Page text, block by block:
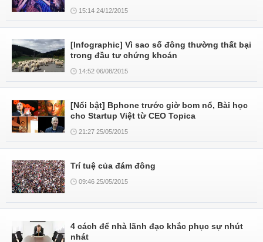
15:14 24/12/2015
[Infographic] Vì sao số đông thường thất bại
trong đầu tư chứng khoán
14:52 06/08/2015
[Nổi bật] Bphone trước giờ bom nổ, Bài học
cho Startup Việt từ CEO Topica
21:27 25/05/2015
Trí tuệ của đám đông
09:46 25/05/2015
4 cách để nhà lãnh đạo khắc phục sự nhút
nhát